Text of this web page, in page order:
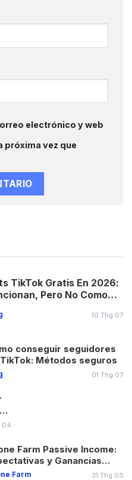
electrónico y web
próxima vez que
10 Thg 07
TikTok Gratis En 2026:
Pero No Como
conseguir seguidores
Métodos seguros
01 Thg 07
04
Farm Passive Income:
y Ganancias
Farm 31 Thg 03